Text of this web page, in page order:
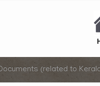
(related to